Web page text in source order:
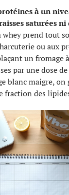
à un
saturées ni
whey prend tout
ou aux
un fromage
par une dose
blanc maigre, on
fraction des